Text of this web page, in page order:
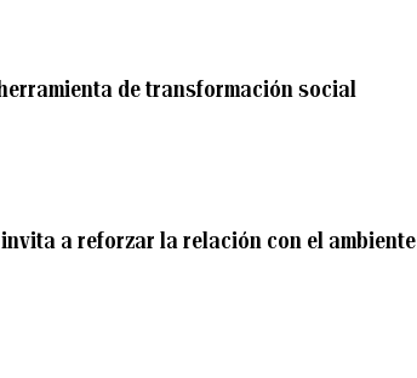
de transformación social
a reforzar la relación con el ambiente